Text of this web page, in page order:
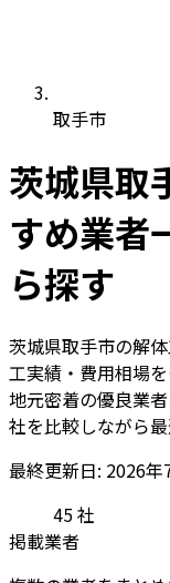
取手市
茨城県取
すめ業者
ら探す
茨城県取手市の解
工実績・費用相場
地元密着の優良業
社を比較しながら
最終更新日: 2026年
45社
掲載業者